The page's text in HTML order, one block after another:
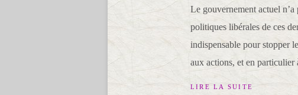
Le gouvernement actuel n’a
politiques libérales de ces
indispensable pour stopper
aux actions, et en particulier
LIRE LA SUITE